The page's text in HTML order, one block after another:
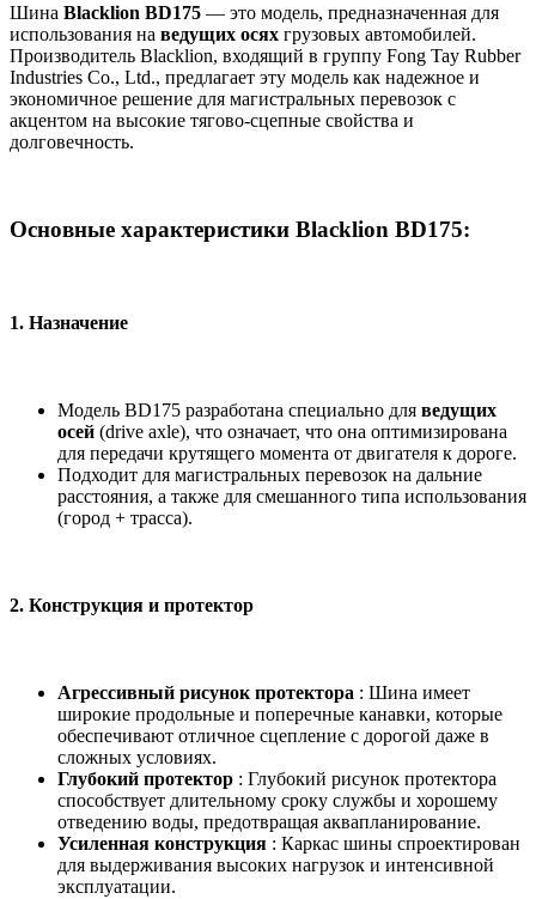
Шина Blacklion BD175 — это модель, предназначенная для
использования на ведущих осях грузовых автомобилей.
Производитель Blacklion, входящий в группу Fong Tay Rubber
Industries Co., Ltd., предлагает эту модель как надежное и
экономичное решение для магистральных перевозок с
акцентом на высокие тягово-сцепные свойства и
долговечность.
Основные характеристики Blacklion BD175:
1. Назначение
Модель BD175 разработана специально для ведущих
осей (drive axle), что означает, что она оптимизирована
для передачи крутящего момента от двигателя к дороге.
Подходит для магистральных перевозок на дальние
расстояния, а также для смешанного типа использования
(город + трасса).
2. Конструкция и протектор
Агрессивный рисунок протектора : Шина имеет
широкие продольные и поперечные канавки, которые
обеспечивают отличное сцепление с дорогой даже в
сложных условиях.
Глубокий протектор : Глубокий рисунок протектора
способствует длительному сроку службы и хорошему
отведению воды, предотвращая аквапланирование.
Усиленная конструкция : Каркас шины спроектирован
для выдерживания высоких нагрузок и интенсивной
эксплуатации.